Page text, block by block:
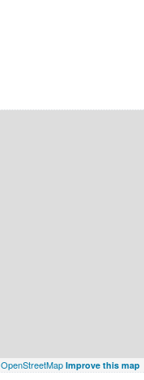
OpenStreetMap Improve this map